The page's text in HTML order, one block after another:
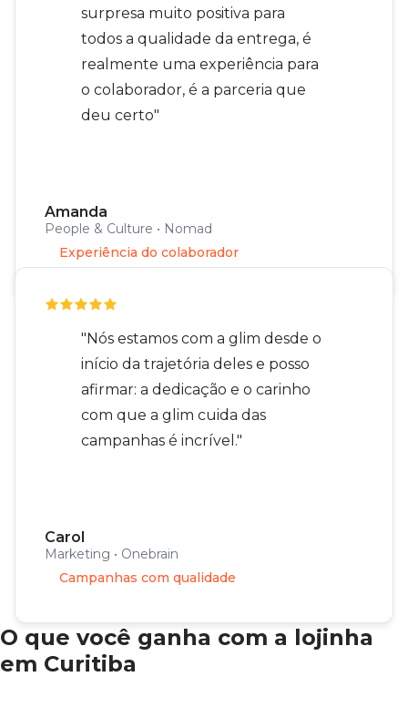
surpresa muito positiva para
todos a qualidade da entrega, é
realmente uma experiência para
o colaborador, é a parceria que
deu certo"
Amanda
People & Culture • Nomad
Experiência do colaborador
"Nós estamos com a glim desde o
início da trajetória deles e posso
afirmar: a dedicação e o carinho
com que a glim cuida das
campanhas é incrível."
Carol
Marketing • Onebrain
Campanhas com qualidade
O que você ganha com a lojinha
em Curitiba